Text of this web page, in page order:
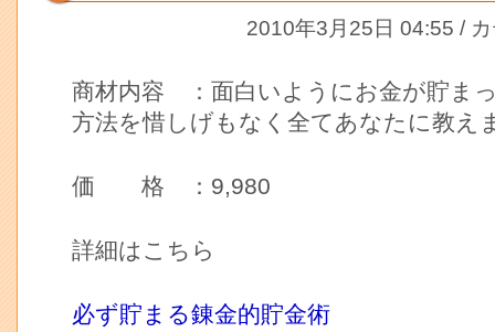
2010年3月25日 04:55 /
商材内容 ：面白いようにお金が貯ま
方法を惜しげもなく全てあなたに教え
価 格 ：9,980
詳細はこちら
必ず貯まる錬金的貯金術